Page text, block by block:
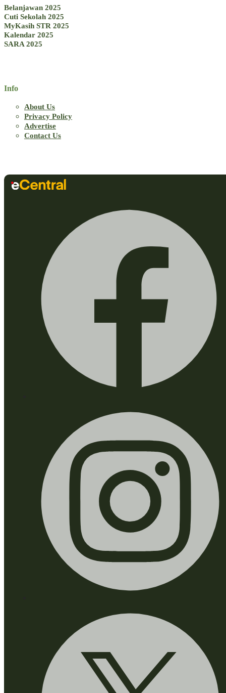
Belanjawan 2025
Cuti Sekolah 2025
MyKasih STR 2025
Kalendar 2025
SARA 2025
Info
About Us
Privacy Policy
Advertise
Contact Us